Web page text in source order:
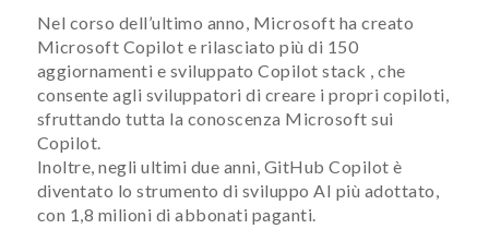
Nel corso dell’ultimo anno, Microsoft ha creato
Microsoft Copilot e rilasciato più di 150
aggiornamenti e sviluppato Copilot stack , che
consente agli sviluppatori di creare i propri copiloti,
sfruttando tutta la conoscenza Microsoft sui
Copilot.
Inoltre, negli ultimi due anni, GitHub Copilot è
diventato lo strumento di sviluppo AI più adottato,
con 1,8 milioni di abbonati paganti.